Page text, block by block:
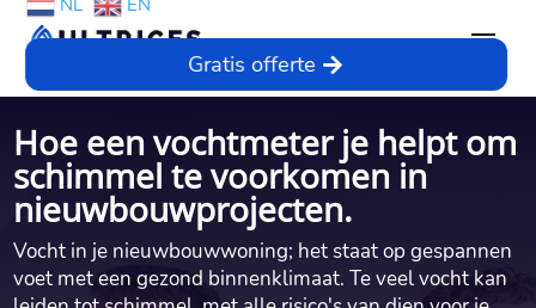
NL EN
Gratis offerte
Hoe een vochtmeter je helpt om
schimmel te voorkomen in
nieuwbouwprojecten.​
Vocht in je nieuwbouwwoning; het staat op gespannen
voet met een gezond binnenklimaat.​ Te veel vocht kan